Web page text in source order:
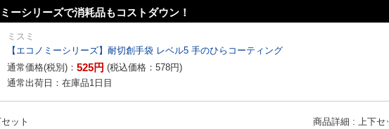
ーシリーズで消耗品もコストダウン！
ミスミ
【エコノミーシリーズ】耐切創手袋 レベル5 手のひらコーティング
通常価格(税別)： 525円 (税込価格： 578円)
通常出荷日：在庫品1日目
ット 商品詳細
上下セ